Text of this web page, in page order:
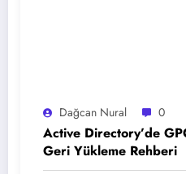
Dağcan Nural 0
Active Directory’de
Geri Yükleme Rehberi